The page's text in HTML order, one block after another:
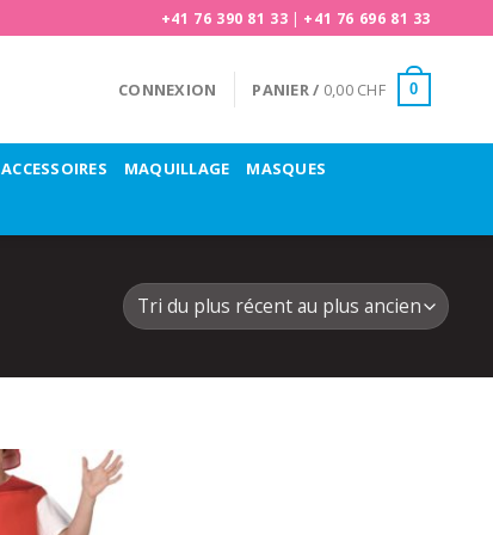
+41 76 390 81 33 | +41 76 696 81 33
CONNEXION PANIER / 0,00 CHF 0
ACCESSOIRES MAQUILLAGE MASQUES